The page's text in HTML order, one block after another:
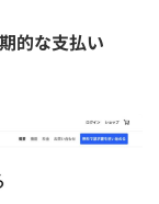
的な支払い